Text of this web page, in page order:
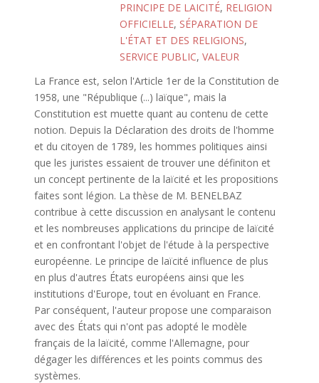
PRINCIPE DE LAICITÉ, RELIGION
OFFICIELLE, SÉPARATION DE
L'ÉTAT ET DES RELIGIONS,
SERVICE PUBLIC, VALEUR
La France est, selon l'Article 1er de la Constitution de
1958, une "République (...) laïque", mais la
Constitution est muette quant au contenu de cette
notion. Depuis la Déclaration des droits de l'homme
et du citoyen de 1789, les hommes politiques ainsi
que les juristes essaient de trouver une définiton et
un concept pertinente de la laïcité et les propositions
faites sont légion. La thèse de M. BENELBAZ
contribue à cette discussion en analysant le contenu
et les nombreuses applications du principe de laïcité
et en confrontant l'objet de l'étude à la perspective
européenne. Le principe de laïcité influence de plus
en plus d'autres États européens ainsi que les
institutions d'Europe, tout en évoluant en France.
Par conséquent, l'auteur propose une comparaison
avec des États qui n'ont pas adopté le modèle
français de la laïcité, comme l'Allemagne, pour
dégager les différences et les points commus des
systèmes.